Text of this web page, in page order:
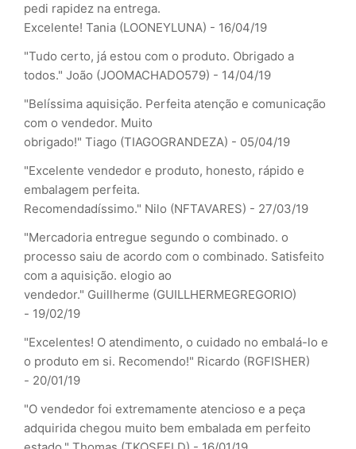
pedi rapidez na entrega.
Excelente! Tania (LOONEYLUNA) - 16/04/19
"Tudo certo, já estou com o produto. Obrigado a
todos." João (JOOMACHADO579) - 14/04/19
"Belíssima aquisição. Perfeita atenção e comunicação
com o vendedor. Muito
obrigado!" Tiago (TIAGOGRANDEZA) - 05/04/19
"Excelente vendedor e produto, honesto, rápido e
embalagem perfeita.
Recomendadíssimo." Nilo (NFTAVARES) - 27/03/19
"Mercadoria entregue segundo o combinado. o
processo saiu de acordo com o combinado. Satisfeito
com a aquisição. elogio ao
vendedor." Guillherme (GUILLHERMEGREGORIO)
- 19/02/19
"Excelentes! O atendimento, o cuidado no embalá-lo e
o produto em si. Recomendo!" Ricardo (RGFISHER)
- 20/01/19
"O vendedor foi extremamente atencioso e a peça
adquirida chegou muito bem embalada em perfeito